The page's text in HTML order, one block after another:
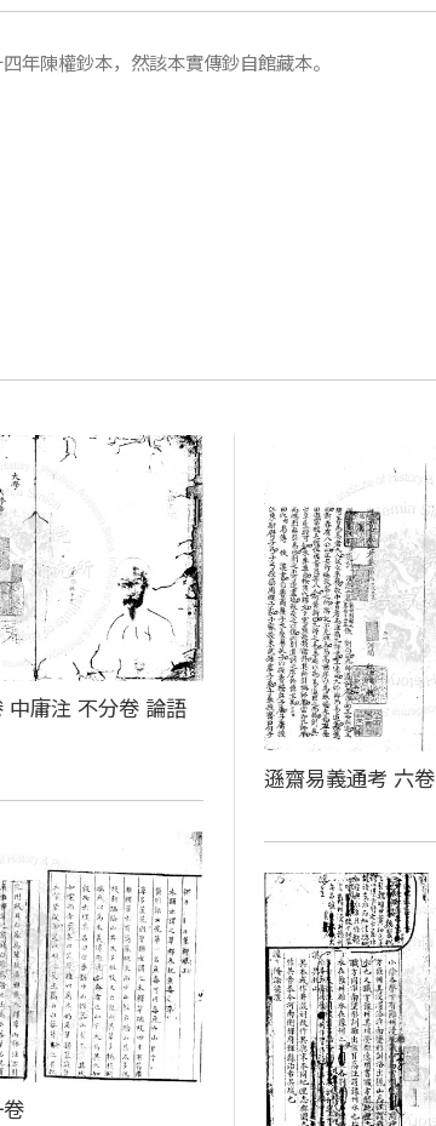
年陳權鈔本，然該本實傳鈔自館藏本。
中庸注 不分卷 論語
遜齋易義通考 六卷